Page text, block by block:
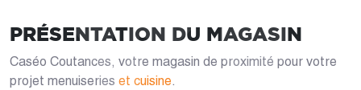
PRÉSENTATION DU MAGASIN
Caséo Coutances, votre magasin de proximité pour votre
projet menuiseries et cuisine.